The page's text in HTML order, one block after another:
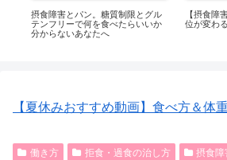
摂食障害とパン。糖質制限とグル
テンフリーで何を食べたらいいか
分からないあなたへ
【摂食障
位が変わ
【夏休みおすすめ動画】食べ方＆体
働き方 拒食・過食の治し方
摂食障